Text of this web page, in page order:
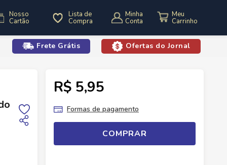
Nosso
Cartão
Lista de
Compra
Minha
Conta
Frete Grátis Ofertas do Jornal
Lava Roupa Pó Urca Concentrado Coco 800g
R$ 5,95
Formas de pagamento
COMPRAR